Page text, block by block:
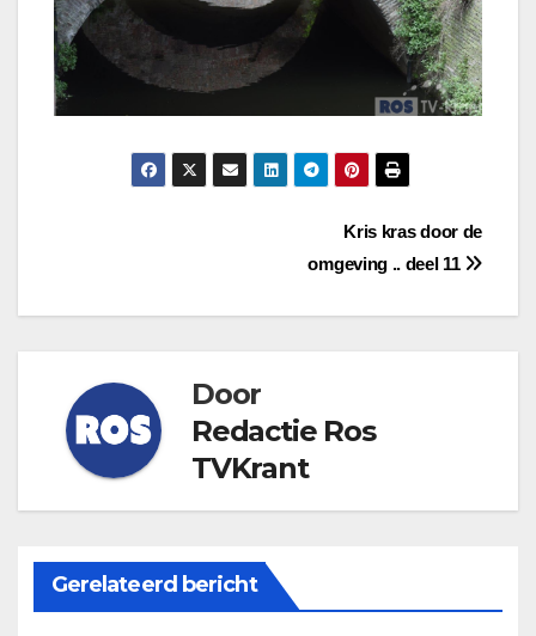
Kris kras door de
omgeving .. deel 11
Door
Redactie Ros
TVKrant
Gerelateerd bericht